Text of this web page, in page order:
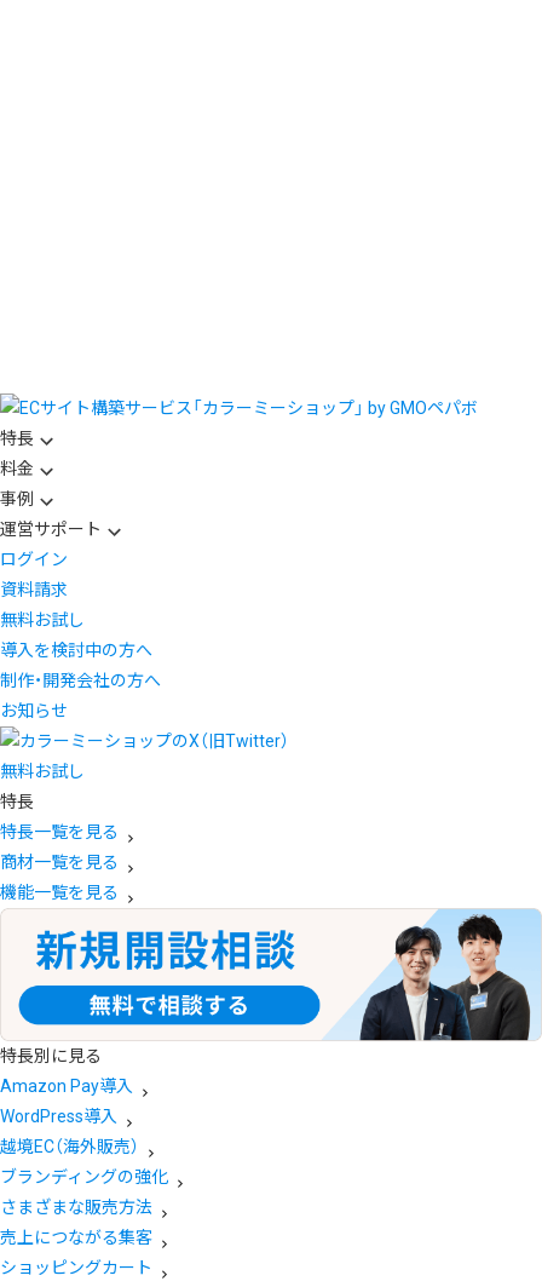
特長
料金
事例
運営サポート
ログイン
資料請求
無料お試し
導入を検討中の方へ
制作・開発会社の方へ
お知らせ
無料お試し
特長
特長一覧を見る
商材一覧を見る
機能一覧を見る
特長別に見る
Amazon Pay導入
WordPress導入
越境EC（海外販売）
ブランディングの強化
さまざまな販売方法
売上につながる集客
ショッピングカート